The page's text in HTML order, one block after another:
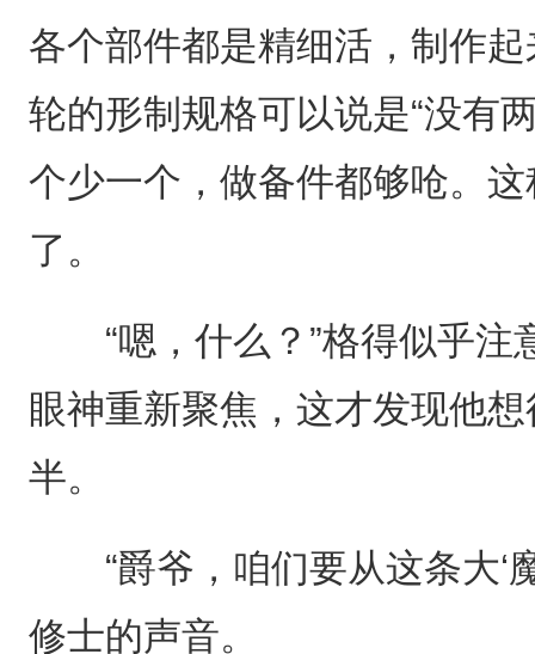
各个部件都是精细活，制作
轮的形制规格可以说是“没有
个少一个，做备件都够呛。
了。
“嗯，什么？”格得似乎注
眼神重新聚焦，这才发现他
半。
“爵爷，咱们要从这条大‘
修士的声音。